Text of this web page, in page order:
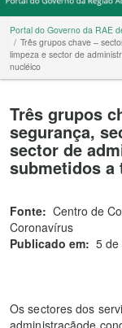
Portal do Governo da RAE
Três grupos chave –
limpeza e sector de
nucléico
Três grupos
segurança,
sector de
submetidos a
Fonte: Centro de
Coronavírus
Publicado em: 5 de
Os sectores dos
administraçãode